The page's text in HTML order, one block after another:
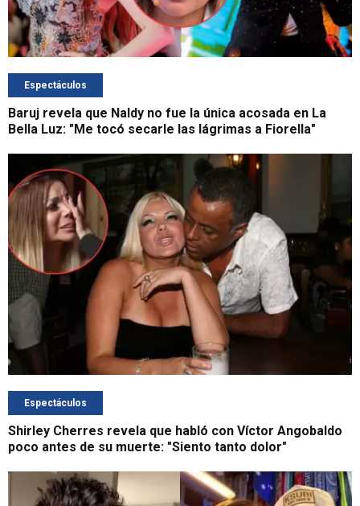
Espectáculos
Baruj revela que Naldy no fue la única acosada en La
Bella Luz: "Me tocó secarle las lágrimas a Fiorella"
Espectáculos
Shirley Cherres revela que habló con Víctor Angobaldo
poco antes de su muerte: "Siento tanto dolor"